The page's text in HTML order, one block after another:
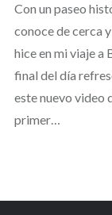
Con un paseo
conoce de cerca
hice en mi viaje a
final del día
este nuevo video
primer…